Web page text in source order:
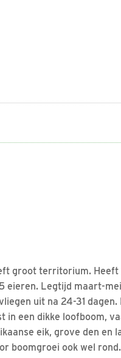
groot territorium. Heeft
eieren. Legtijd maart-
uit na 24-31
in een dikke loofboom,
eik, grove den en
boomgroei ook wel rond.